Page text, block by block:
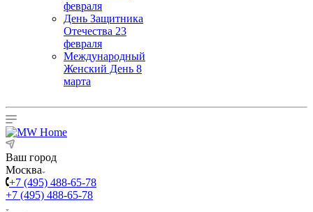
февраля
День Защитника
Отечества 23
февраля
Международный
Женский День 8
марта
Ваш город
Москва
+7 (495) 488-65-78
+7 (495) 488-65-78